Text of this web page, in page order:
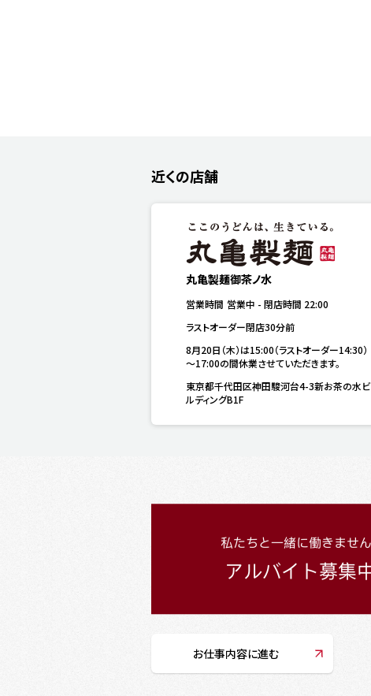
近くの店舗
丸亀製麺御茶ノ水
営業時間 営業中 - 閉店時間 22:00
ラストオーダー閉店30分前
8月20日（木）は15:00（ラストオーダー14:30）
～17:00の間休業させていただきます。
東京都千代田区神田駿河台4-3新お茶の水ビ
ルディングB1F
お仕事内容に進む